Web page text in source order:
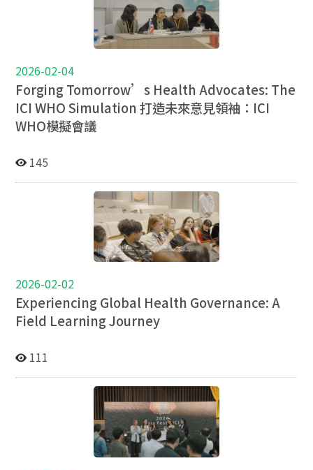
2026-02-04
Forging Tomorrow’s Health Advocates: The
ICI WHO Simulation 打造未來意見領袖：ICI
WHO模擬會議
145
2026-02-02
Experiencing Global Health Governance: A
Field Learning Journey
111